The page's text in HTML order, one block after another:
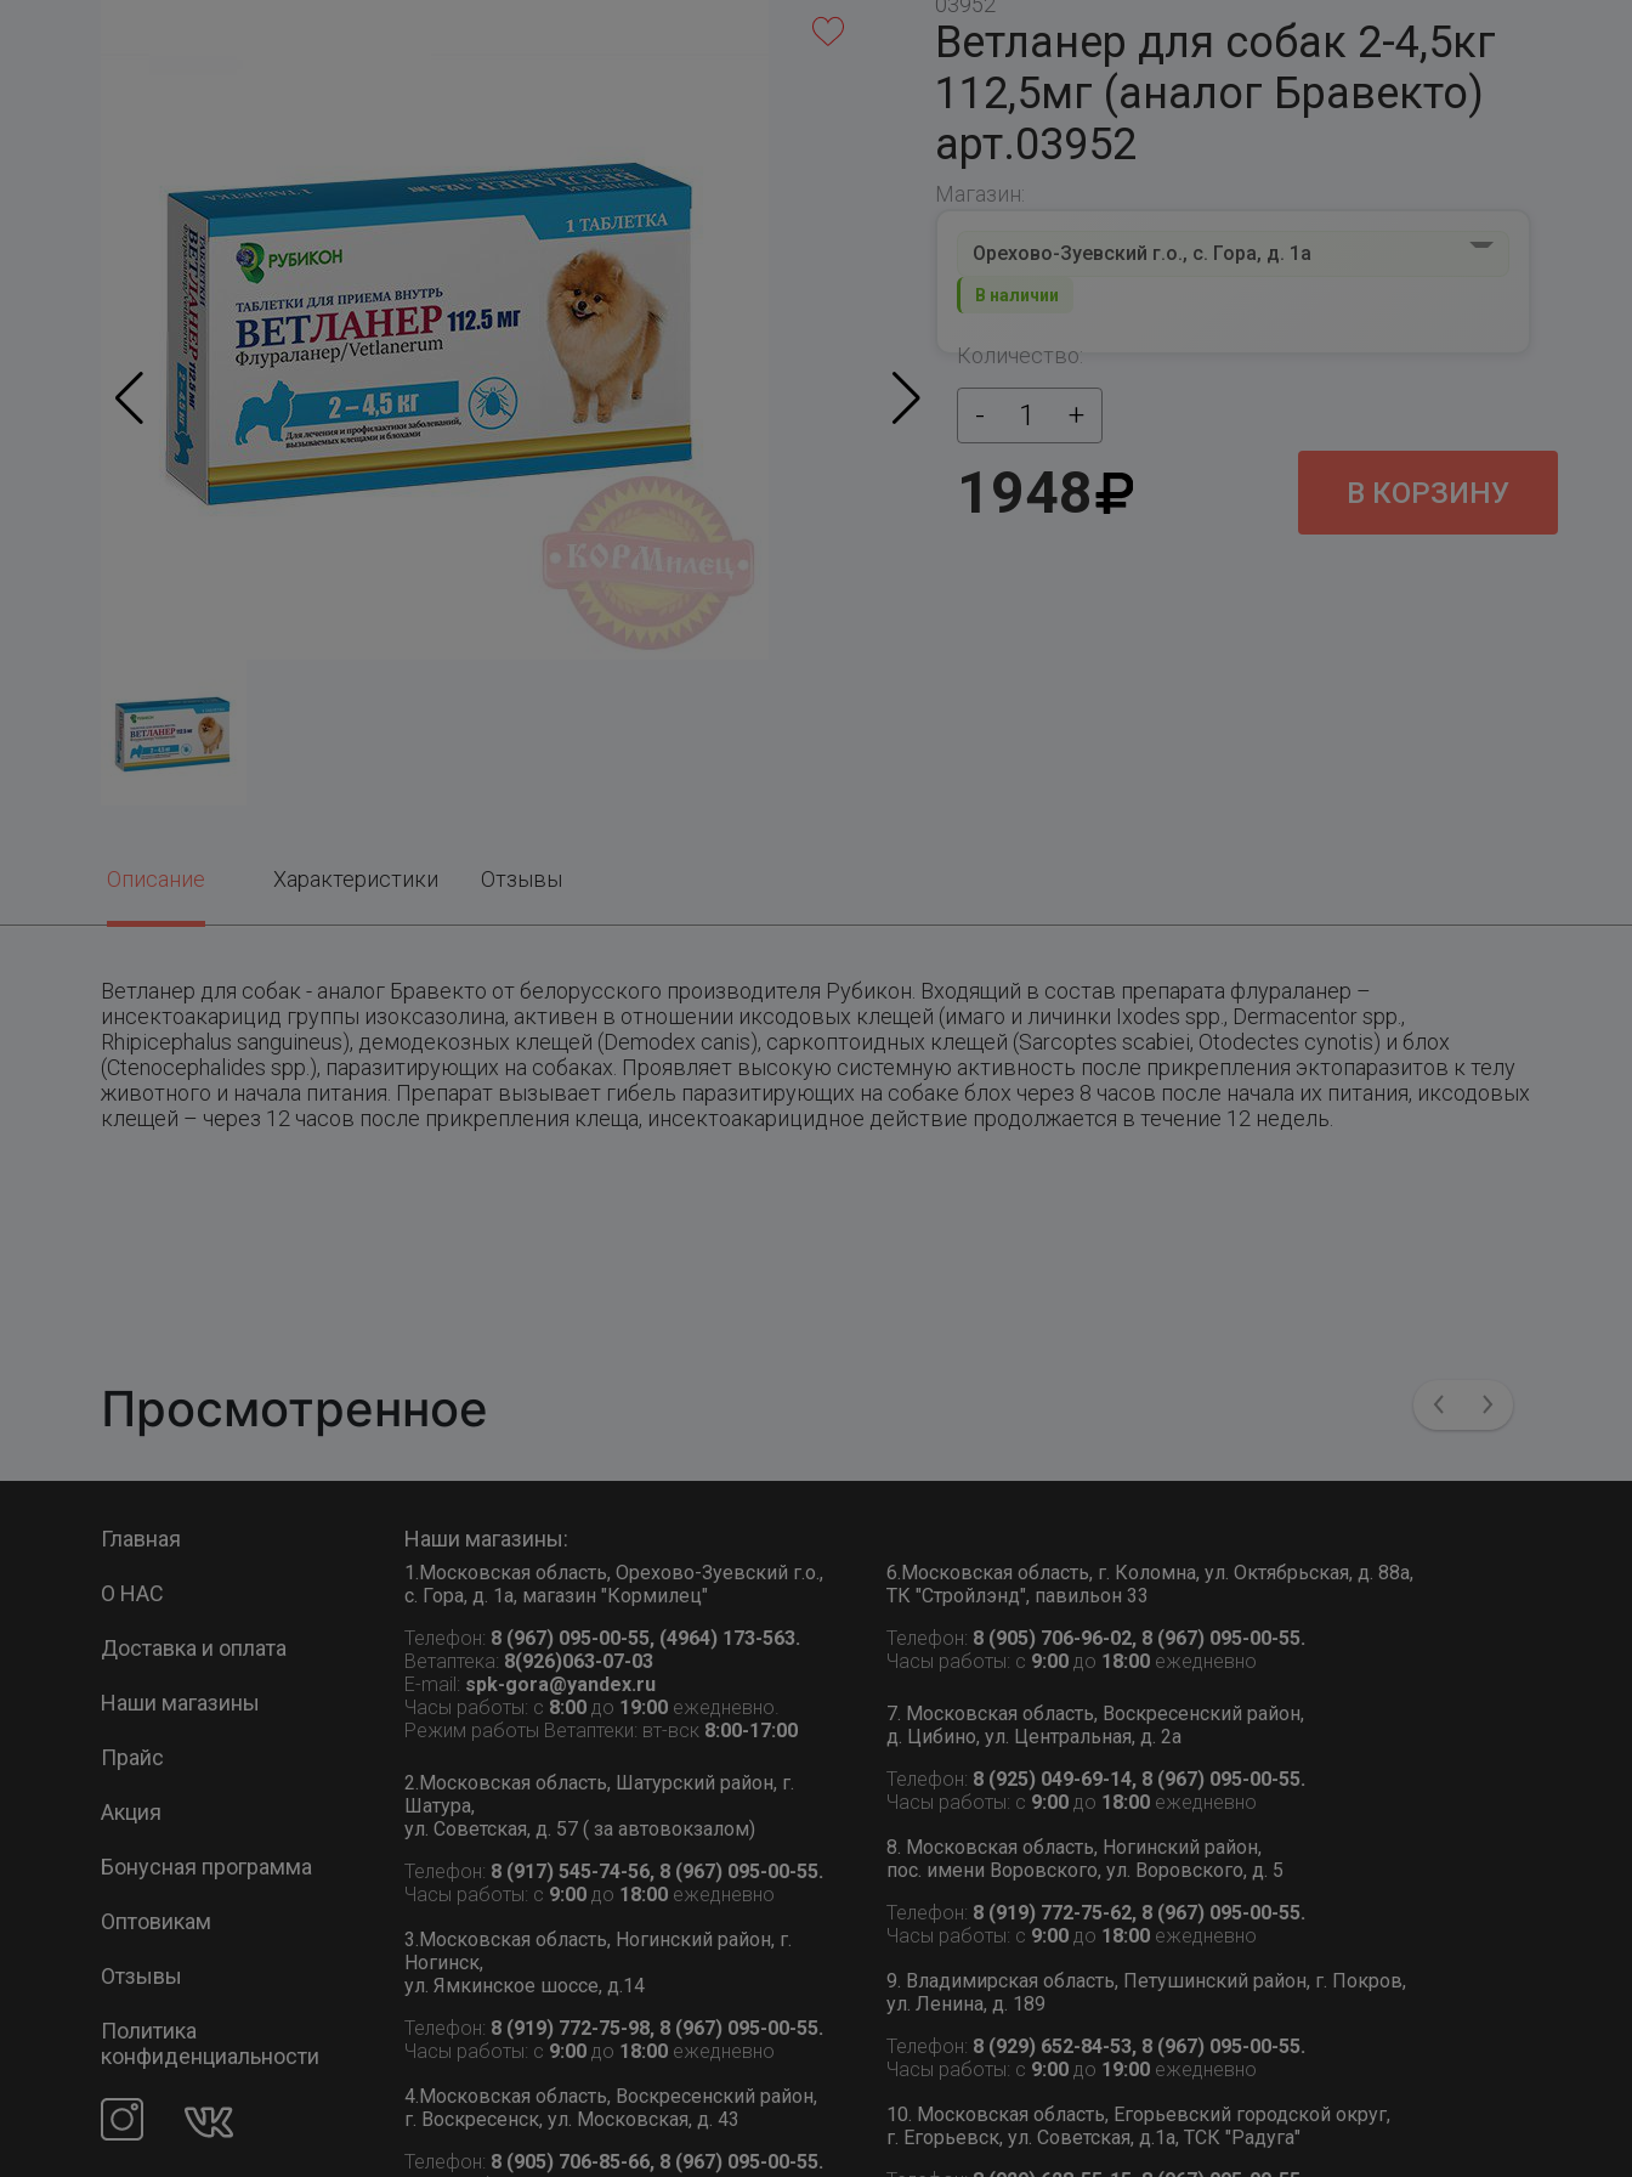
Ветланер для собак 2-4,5кг
112,5мг (аналог Бравекто)
арт.03952
Магазин:
Орехово-Зуевский г.о., с. Гора, д. 1а
В наличии
Количество:
- 1 +
1948 В КОРЗИНУ
Описание Характеристики Отзывы
Ветланер для собак - аналог Бравекто от белорусского производителя Рубикон. Входящий в состав препарата флураланер –
инсектоакарицид группы изоксазолина, активен в отношении иксодовых клещей (имаго и личинки Ixodes spp., Dermacentor spp.,
Rhipicephalus sanguineus), демодекозных клещей (Demodex canis), саркоптоидных клещей (Sarcoptes scabiei, Otodectes cynotis) и блох
(Ctenocephalides spp.), паразитирующих на собаках. Проявляет высокую системную активность после прикрепления эктопаразитов к телу
животного и начала питания. Препарат вызывает гибель паразитирующих на собаке блох через 8 часов после начала их питания, иксодовых
клещей – через 12 часов после прикрепления клеща, инсектоакарицидное действие продолжается в течение 12 недель.
Просмотренное PreviousNext
Главная
О НАС
Доставка и оплата
Наши магазины
Прайс
Акция
Бонусная программа
Оптовикам
Отзывы
Политика
конфиденциальности
Наши магазины:
1.Московская область, Орехово-Зуевский г.о.,
с. Гора, д. 1а, магазин "Кормилец"
Телефон: 8 (967) 095-00-55, (4964) 173-563.
Ветаптека: 8(926)063-07-03
E-mail: spk-gora@yandex.ru
Часы работы: с 8:00до 19:00ежедневно.
Режим работы Ветаптеки: вт-вск 8:00-17:00
2.Московская область, Шатурский район, г.
Шатура,
ул. Советская, д. 57 ( за автовокзалом)
Телефон: 8 (917) 545-74-56, 8 (967) 095-00-55.
Часы работы: с 9:00до 18:00ежедневно
3.Московская область, Ногинский район, г.
Ногинск,
ул. Ямкинское шоссе, д.14
Телефон: 8 (919) 772-75-98, 8 (967) 095-00-55.
Часы работы: с 9:00до 18:00ежедневно
4.Московская область, Воскресенский район,
г. Воскресенск, ул. Московская, д. 43
Телефон: 8 (905) 706-85-66, 8 (967) 095-00-55.
6.Московская область, г. Коломна, ул. Октябрьская, д. 88а,
ТК "Стройлэнд", павильон 33
Телефон: 8 (905) 706-96-02, 8 (967) 095-00-55.
Часы работы: с 9:00 до 18:00 ежедневно
7. Московская область, Воскресенский район,
д. Цибино, ул. Центральная, д. 2а
Телефон: 8 (925) 049-69-14, 8 (967) 095-00-55.
Часы работы: с 9:00 до 18:00 ежедневно
8. Московская область, Ногинский район,
пос. имени Воровского, ул. Воровского, д. 5
Телефон: 8 (919) 772-75-62, 8 (967) 095-00-55.
Часы работы: с 9:00 до 18:00 ежедневно
9. Владимирская область, Петушинский район, г. Покров,
ул. Ленина, д. 189
Телефон: 8 (929) 652-84-53, 8 (967) 095-00-55.
Часы работы: с 9:00 до 19:00 ежедневно
10. Московская область, Егорьевский городской округ,
г. Егорьевск, ул. Советская, д.1а, ТСК "Радуга"